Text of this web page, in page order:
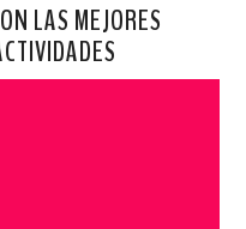
LAS MEJORES